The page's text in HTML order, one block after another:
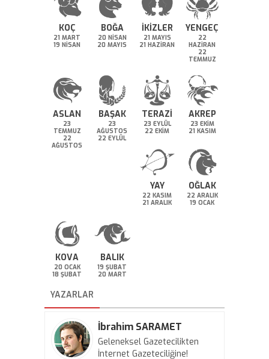
KOÇ
21 MART
19 NİSAN
BOĞA
20 NİSAN
20 MAYIS
İKİZLER
21 MAYIS
21 HAZİRAN
YENGEÇ
22
HAZİRAN
22
TEMMUZ
ASLAN
23
TEMMUZ
22
AĞUSTOS
BAŞAK
23
AĞUSTOS
22 EYLÜL
TERAZİ
23 EYLÜL
22 EKİM
AKREP
23 EKİM
21 KASIM
YAY
22 KASIM
21 ARALIK
OĞLAK
22 ARALIK
19 OCAK
KOVA
20 OCAK
18 ŞUBAT
BALIK
19 ŞUBAT
20 MART
YAZARLAR
İbrahim SARAMET
Geleneksel Gazetecilikten
İnternet Gazeteciliğine!